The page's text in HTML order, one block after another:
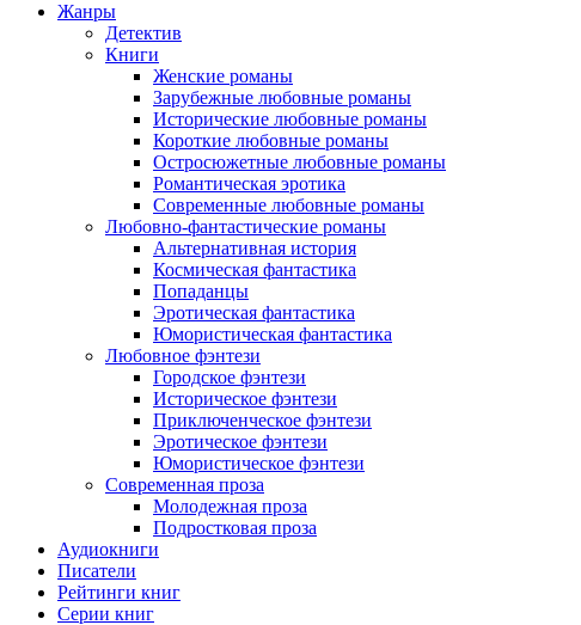
Жанры
Детектив
Книги
Женские романы
Зарубежные любовные романы
Исторические любовные романы
Короткие любовные романы
Остросюжетные любовные романы
Романтическая эротика
Современные любовные романы
Любовно-фантастические романы
Альтернативная история
Космическая фантастика
Попаданцы
Эротическая фантастика
Юмористическая фантастика
Любовное фэнтези
Городское фэнтези
Историческое фэнтези
Приключенческое фэнтези
Эротическое фэнтези
Юмористическое фэнтези
Современная проза
Молодежная проза
Подростковая проза
Аудиокниги
Писатели
Рейтинги книг
Серии книг